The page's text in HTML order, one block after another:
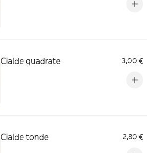
Cialde quadrate 3,00 €
Cialde tonde 2,80 €